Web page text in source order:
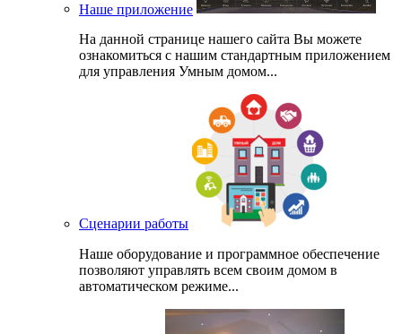
Наше приложение
На данной странице нашего сайта Вы можете
ознакомиться с нашим стандартным приложением
для управления Умным домом...
Сценарии работы
Наше оборудование и программное обеспечение
позволяют управлять всем своим домом в
автоматическом режиме...